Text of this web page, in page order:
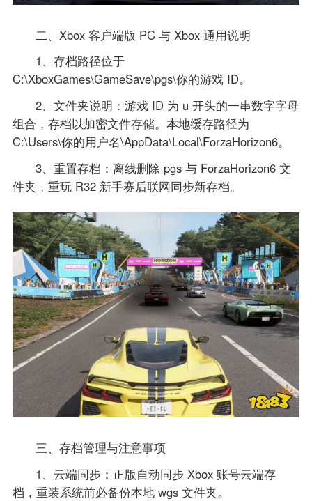
二、Xbox 客户端版 PC 与 Xbox 通用说明
1、存档路径位于
C:\XboxGames\GameSave\pgs\你的游戏 ID。
2、文件夹说明：游戏 ID 为 u 开头的一串数字字母
组合，存档以加密文件存储。本地缓存路径为
C:\Users\你的用户名\AppData\Local\ForzaHorizon6。
3、重置存档：离线删除 pgs 与 ForzaHorizon6 文
件夹，重玩 R32 新手赛后联网同步新存档。
三、存档管理与注意事项
1、云端同步：正版自动同步 Xbox 账号云端存
档，重装系统前必备份本地 wgs 文件夹。